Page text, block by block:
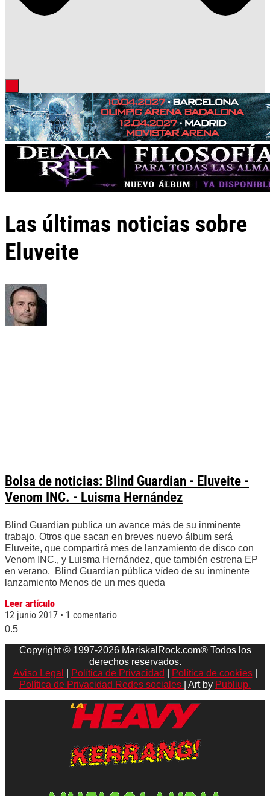
Las últimas noticias sobre
Eluveite
Bolsa de noticias: Blind Guardian - Eluveite -
Venom INC. - Luisma Hernández
Blind Guardian publica un avance más de su inminente
trabajo. Otros que sacan en breves nuevo álbum será
Eluveite, que compartirá mes de lanzamiento de disco con
Venom INC., y Luisma Hernández, que también estrena EP
en verano. Blind Guardian pública vídeo de su inminente
lanzamiento Menos de un mes queda
Leer artículo
12 junio 2017
1 comentario
Copyright © 1997-2026 MariskalRock.com® Todos los
derechos reservados.
Aviso Legal
Política de Privacidad Política de cookies|
Política de Privacidad Redes sociales
| Art by Publiup.